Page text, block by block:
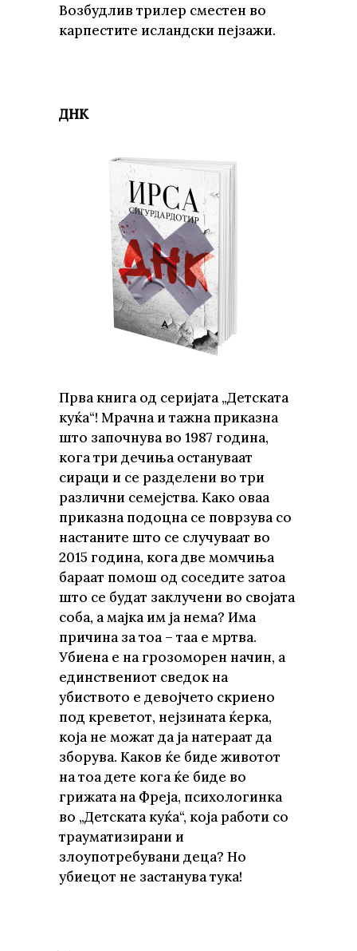
Возбудлив трилер сместен во
карпестите исландски пејзажи.
ДНК
Прва книга од серијата „Детската
куќа“! Мрачна и тажна приказна
што започнува во 1987 година,
кога три дечиња остануваат
сираци и се разделени во три
различни семејства. Како оваа
приказна подоцна се поврзува со
настаните што се случуваат во
2015 година, кога две момчиња
бараат помош од соседите затоа
што се будат заклучени во својата
соба, а мајка им ја нема? Има
причина за тоа – таа е мртва.
Убиена е на грозоморен начин, а
единствениот сведок на
убиството е девојчето скриено
под креветот, нејзината ќерка,
која не можат да ја натераат да
зборува. Каков ќе биде животот
на тоа дете кога ќе биде во
грижата на Фреја, психологинка
во „Детската куќа“, која работи со
трауматизирани и
злоупотребувани деца? Но
убиецот не застанува тука!